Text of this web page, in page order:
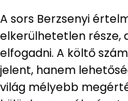
A sors Berzsenyi
elkerülhetetlen része,
elfogadni. A költő
jelent, hanem
világ mélyebb